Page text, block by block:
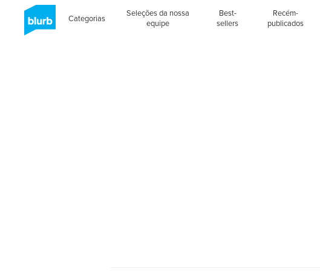
Categorias
Seleções da nossa
equipe
Best-
sellers
Recém-
publicados